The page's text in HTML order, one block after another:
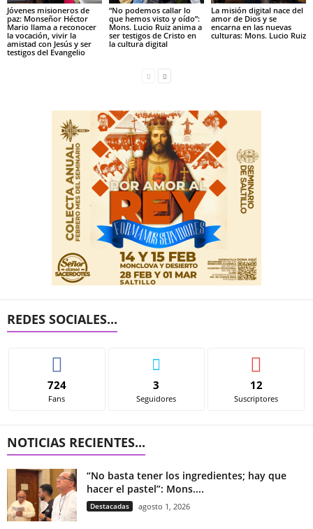
Jóvenes misioneros de
paz: Monseñor Héctor
Mario llama a reconocer
la vocación, vivir la
amistad con Jesús y ser
testigos del Evangelio
“No podemos callar lo
que hemos visto y oído”:
Mons. Lucio Ruiz anima a
ser testigos de Cristo en
la cultura digital
La misión digital nace del
amor de Dios y se
encarna en las nuevas
culturas: Mons. Lucio Ruiz
REDES SOCIALES...
724
Fans
3
Seguidores
12
Suscriptores
NOTICIAS RECIENTES...
“No basta tener los ingredientes; hay que
hacer el pastel”: Mons....
Destacadas agosto 1, 2026